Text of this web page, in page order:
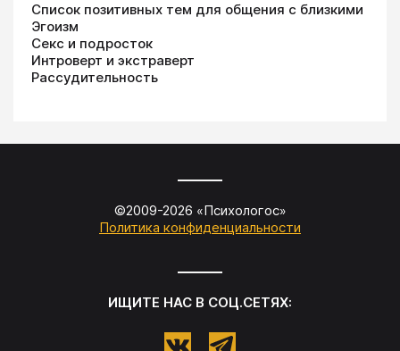
Список позитивных тем для общения с близкими
Эгоизм
Секс и подросток
Интроверт и экстраверт
Рассудительность
©2009-2026 «Психологос»
Политика конфиденциальности
ИЩИТЕ НАС В СОЦ.СЕТЯХ: